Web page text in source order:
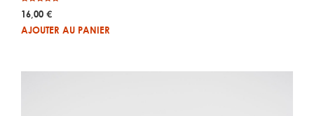
5.00
16,00 €
AJOUTER AU PANIER